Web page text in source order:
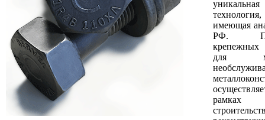
уникальная
имеющая
РФ.
крепежных
для
рамках